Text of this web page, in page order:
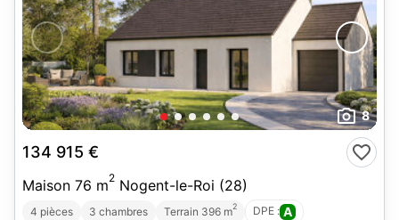
8
134 915 €
Maison 76 m2 Nogent-le-Roi (28)
4 pièces 3 chambres Terrain 396 m2 DPE : A